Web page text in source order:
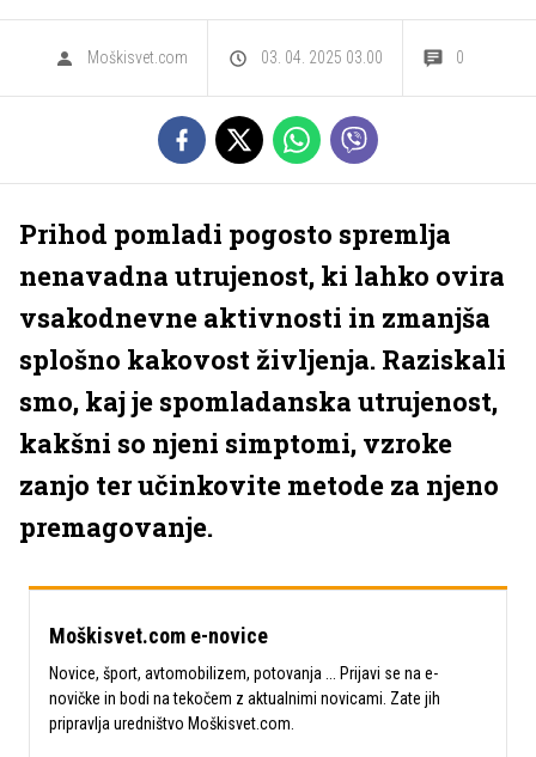
Moškisvet.com 03. 04. 2025 03.00 0
Prihod pomladi pogosto spremlja
nenavadna utrujenost, ki lahko ovira
vsakodnevne aktivnosti in zmanjša
splošno kakovost življenja. Raziskali
smo, kaj je spomladanska utrujenost,
kakšni so njeni simptomi, vzroke
zanjo ter učinkovite metode za njeno
premagovanje.
Moškisvet.com e-novice
Novice, šport, avtomobilizem, potovanja ... Prijavi se na e-
novičke in bodi na tekočem z aktualnimi novicami. Zate jih
pripravlja uredništvo Moškisvet.com.